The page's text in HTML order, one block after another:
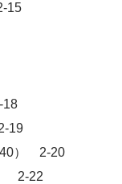
15
18
19
40） 2-20
2-22